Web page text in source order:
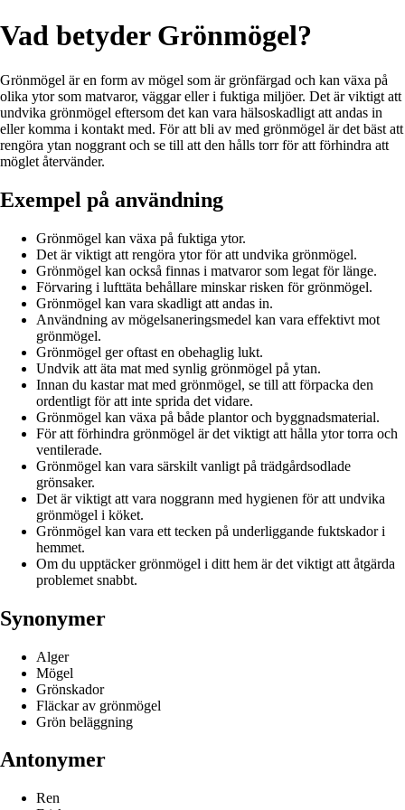
Vad betyder Grönmögel?
Grönmögel är en form av mögel som är grönfärgad och kan växa på
olika ytor som matvaror, väggar eller i fuktiga miljöer. Det är viktigt att
undvika grönmögel eftersom det kan vara hälsoskadligt att andas in
eller komma i kontakt med. För att bli av med grönmögel är det bäst att
rengöra ytan noggrant och se till att den hålls torr för att förhindra att
möglet återvänder.
Exempel på användning
Grönmögel kan växa på fuktiga ytor.
Det är viktigt att rengöra ytor för att undvika grönmögel.
Grönmögel kan också finnas i matvaror som legat för länge.
Förvaring i lufttäta behållare minskar risken för grönmögel.
Grönmögel kan vara skadligt att andas in.
Användning av mögelsaneringsmedel kan vara effektivt mot
grönmögel.
Grönmögel ger oftast en obehaglig lukt.
Undvik att äta mat med synlig grönmögel på ytan.
Innan du kastar mat med grönmögel, se till att förpacka den
ordentligt för att inte sprida det vidare.
Grönmögel kan växa på både plantor och byggnadsmaterial.
För att förhindra grönmögel är det viktigt att hålla ytor torra och
ventilerade.
Grönmögel kan vara särskilt vanligt på trädgårdsodlade
grönsaker.
Det är viktigt att vara noggrann med hygienen för att undvika
grönmögel i köket.
Grönmögel kan vara ett tecken på underliggande fuktskador i
hemmet.
Om du upptäcker grönmögel i ditt hem är det viktigt att åtgärda
problemet snabbt.
Synonymer
Alger
Mögel
Grönskador
Fläckar av grönmögel
Grön beläggning
Antonymer
Ren